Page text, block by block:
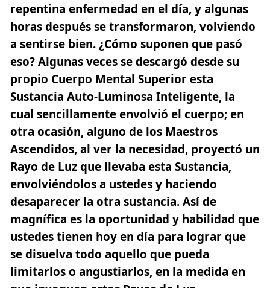
repentina enfermedad en el día, y algunas
horas después se transformaron, volviendo
a sentirse bien. ¿Cómo suponen que pasó
eso? Algunas veces se descargó desde su
propio Cuerpo Mental Superior esta
Sustancia Auto-Luminosa Inteligente, la
cual sencillamente envolvió el cuerpo; en
otra ocasión, alguno de los Maestros
Ascendidos, al ver la necesidad, proyectó un
Rayo de Luz que llevaba esta Sustancia,
envolviéndolos a ustedes y haciendo
desaparecer la otra sustancia. Así de
magnífica es la oportunidad y habilidad que
ustedes tienen hoy en día para lograr que
se disuelva todo aquello que pueda
limitarlos o angustiarlos, en la medida en